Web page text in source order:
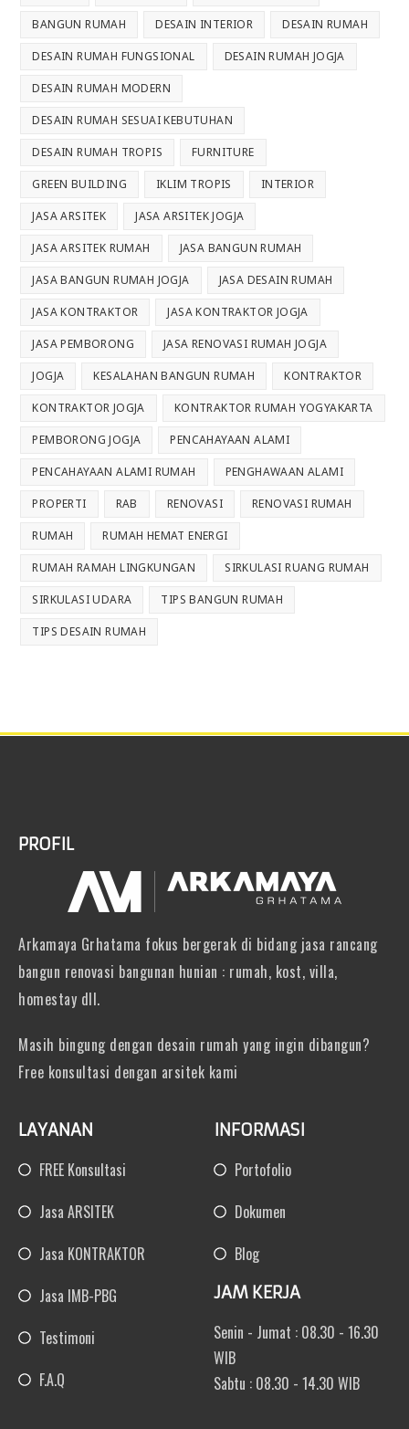
BANGUN RUMAH DESAIN INTERIOR DESAIN RUMAH
DESAIN RUMAH FUNGSIONAL DESAIN RUMAH JOGJA
DESAIN RUMAH MODERN
DESAIN RUMAH SESUAI KEBUTUHAN
DESAIN RUMAH TROPIS FURNITURE
GREEN BUILDING IKLIM TROPIS INTERIOR
JASA ARSITEK JASA ARSITEK JOGJA
JASA ARSITEK RUMAH JASA BANGUN RUMAH
JASA BANGUN RUMAH JOGJA JASA DESAIN RUMAH
JASA KONTRAKTOR JASA KONTRAKTOR JOGJA
JASA PEMBORONG JASA RENOVASI RUMAH JOGJA
JOGJA KESALAHAN BANGUN RUMAH KONTRAKTOR
KONTRAKTOR JOGJA KONTRAKTOR RUMAH YOGYAKARTA
PEMBORONG JOGJA PENCAHAYAAN ALAMI
PENCAHAYAAN ALAMI RUMAH PENGHAWAAN ALAMI
PROPERTI RAB RENOVASI RENOVASI RUMAH
RUMAH RUMAH HEMAT ENERGI
RUMAH RAMAH LINGKUNGAN SIRKULASI RUANG RUMAH
SIRKULASI UDARA TIPS BANGUN RUMAH
TIPS DESAIN RUMAH
PROFIL
Arkamaya Grhatama fokus bergerak di bidang jasa rancang
bangun renovasi bangunan hunian : rumah, kost, villa,
homestay dll.
Masih bingung dengan desain rumah yang ingin dibangun?
Free konsultasi dengan arsitek kami
LAYANAN
FREE Konsultasi
Jasa ARSITEK
Jasa KONTRAKTOR
Jasa IMB-PBG
Testimoni
F.A.Q
INFORMASI
Portofolio
Dokumen
Blog
JAM KERJA
Senin - Jumat : 08.30 - 16.30
WIB
Sabtu : 08.30 - 14.30 WIB